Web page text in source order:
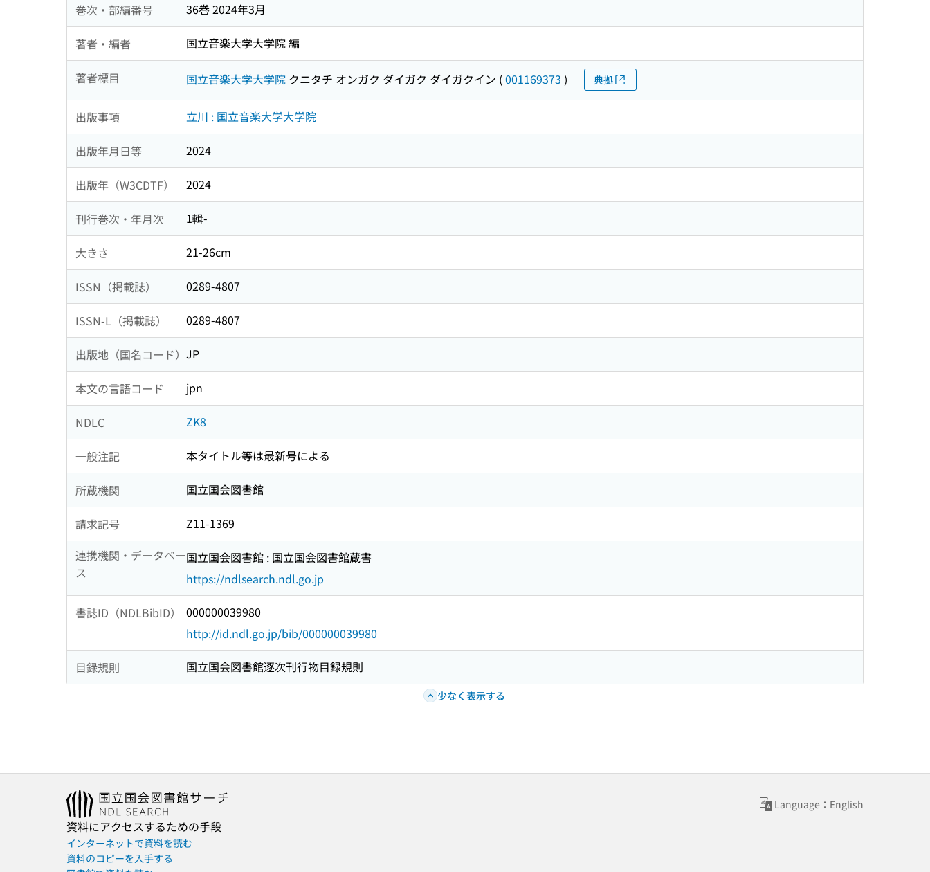
巻次・部編番号 36巻 2024年3月
著者・編者 国立音楽大学大学院 編
著者標目 国立音楽大学大学院 クニタチ オンガク ダイガク ダイガクイン (001169373 ) 典拠
出版事項 立川 : 国立音楽大学大学院
出版年月日等 2024
出版年（W3CDTF） 2024
刊行巻次・年月次 1輯-
大きさ 21-26cm
ISSN（掲載誌） 0289-4807
ISSN-L（掲載誌） 0289-4807
出版地（国名コード） JP
本文の言語コード jpn
NDLC ZK8
一般注記 本タイトル等は最新号による
所蔵機関 国立国会図書館
請求記号
Z11-1369
連携機関・データベー
ス
国立国会図書館 : 国立国会図書館蔵書
https://ndlsearch.ndl.go.jp
書誌ID（NDLBibID）
000000039980
http://id.ndl.go.jp/bib/000000039980
目録規則 国立国会図書館逐次刊行物目録規則
少なく表示する
Language：English
資料にアクセスするための手段
インターネットで資料を読む
資料のコピーを入手する